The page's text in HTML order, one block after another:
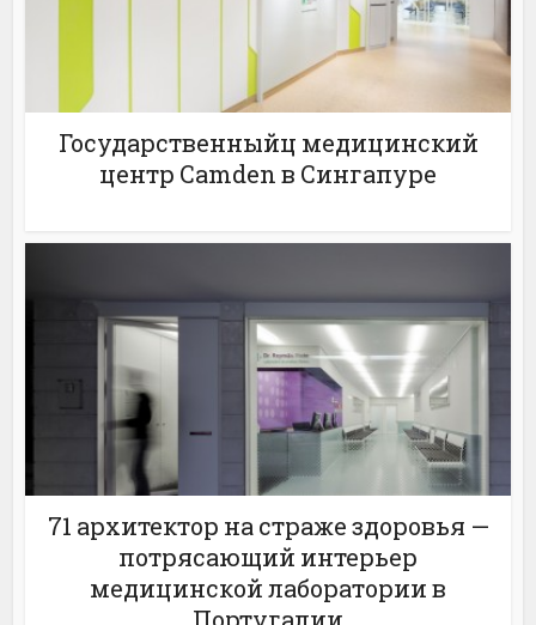
Государственныйц медицинский
центр Camden в Сингапуре
71 архитектор на страже здоровья —
потрясающий интерьер
медицинской лаборатории в